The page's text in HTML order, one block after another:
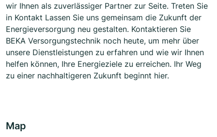
wir Ihnen als zuverlässiger Partner zur Seite. Treten Sie
in Kontakt Lassen Sie uns gemeinsam die Zukunft der
Energieversorgung neu gestalten. Kontaktieren Sie
BEKA Versorgungstechnik noch heute, um mehr über
unsere Dienstleistungen zu erfahren und wie wir Ihnen
helfen können, Ihre Energieziele zu erreichen. Ihr Weg
zu einer nachhaltigeren Zukunft beginnt hier.
Map